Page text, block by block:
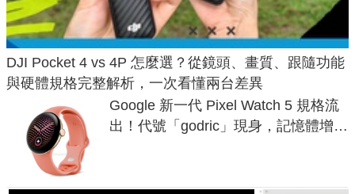
DJI Pocket 4 vs 4P 怎麼選？從鏡頭、畫質、跟隨功能
與硬體規格完整解析，一次看懂兩台差異
Google 新一代 Pixel Watch 5 規格流
出！代號「godric」現身，記憶體增強